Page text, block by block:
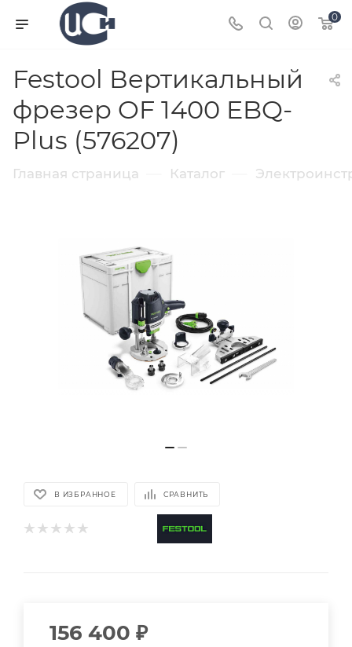
0
Festool Вертикальный
фрезер OF 1400 EBQ-
Plus (576207)
Главная страница Каталог
В ИЗБРАННОЕ СРАВНИТЬ
156 400 ₽